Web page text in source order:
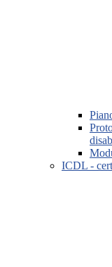
ICDL -